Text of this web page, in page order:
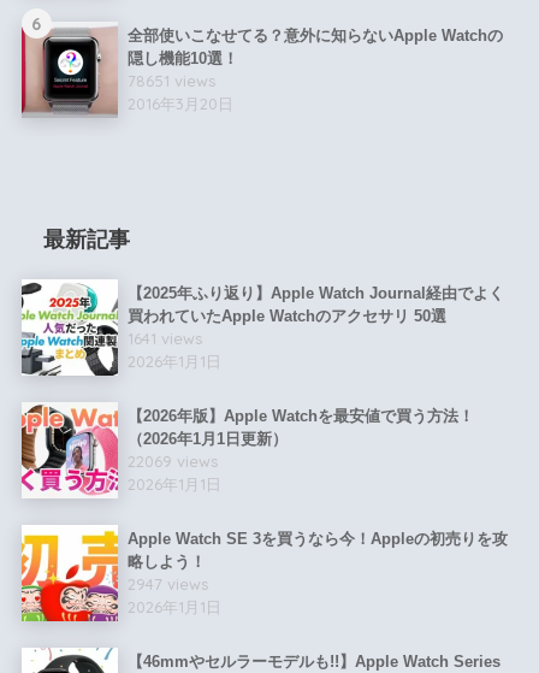
6
全部使いこなせてる？意外に知らないApple Watchの
隠し機能10選！
78651 views
2016年3月20日
最新記事
【2025年ふり返り】Apple Watch Journal経由でよく
買われていたApple Watchのアクセサリ 50選
1641 views
2026年1月1日
【2026年版】Apple Watchを最安値で買う方法！
（2026年1月1日更新）
22069 views
2026年1月1日
Apple Watch SE 3を買うなら今！Appleの初売りを攻
略しよう！
2947 views
2026年1月1日
【46mmやセルラーモデルも!!】Apple Watch Series